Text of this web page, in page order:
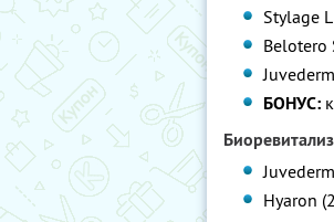
Stylage
Belotero
БОНУС:
Hyaron